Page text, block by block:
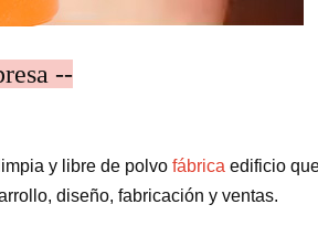
--
y libre de polvo fábrica edificio
diseño, fabricación y ventas.